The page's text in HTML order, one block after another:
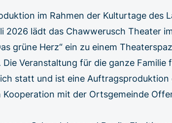
im Rahmen der Kulturtage des
2026 lädt das Chawwerusch Theater
grüne Herz“ ein zu einem
Die Veranstaltung für die ganze Familie
statt und ist eine Auftragsproduktion
Kooperation mit der Ortsgemeinde